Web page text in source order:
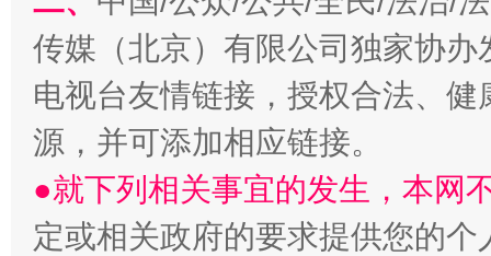
揭开“小金库”的免责幌子
传媒（北京）有限公司独家协
电视台友情链接，授权合法、
源，并可添加相应链接。
●就下列相关事宜的发生，本网
定或相关政府的要求提供您的个